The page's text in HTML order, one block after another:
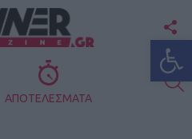
ΑΠΟΤΕΛΕΣΜΑΤΑ